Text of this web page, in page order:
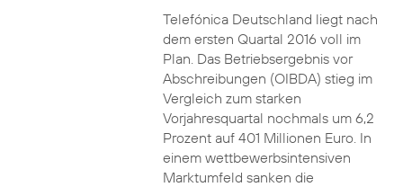
Telefónica Deutschland liegt nach
dem ersten Quartal 2016 voll im
Plan. Das Betriebsergebnis vor
Abschreibungen (OIBDA) stieg im
Vergleich zum starken
Vorjahresquartal nochmals um 6,2
Prozent auf 401 Millionen Euro. In
einem wettbewerbsintensiven
Marktumfeld sanken die